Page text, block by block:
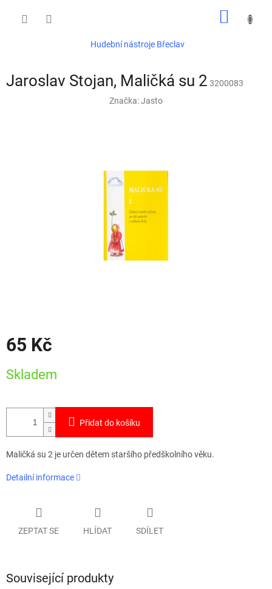
Hudební nástroje Břeclav
Jaroslav Stojan, Maličká su 2 3200083
Značka:Jasto
65 Kč
cena:
Skladem
Přidat do košíku
Maličká su 2 je určen dětem staršího předškolního věku.
Detailní informace
ZEPTAT SE HLÍDAT SDÍLET
Související produkty